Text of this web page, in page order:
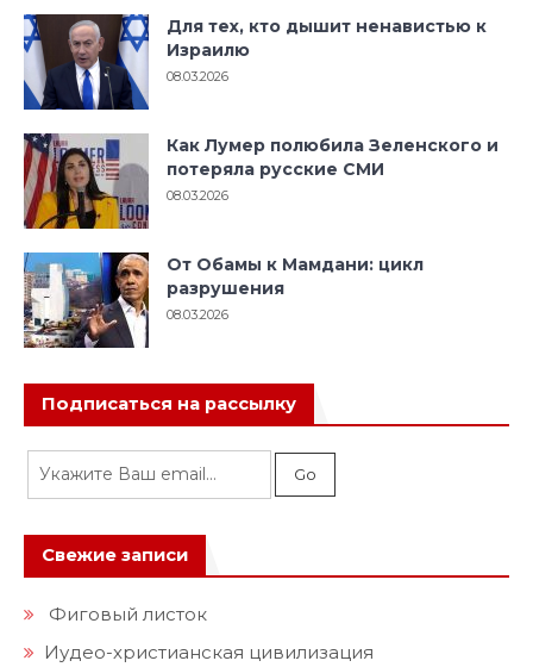
Для тех, кто дышит ненавистью к
Израилю
08.03.2026
Как Лумер полюбила Зеленского и
потеряла русские СМИ
08.03.2026
От Обамы к Мамдани: цикл
разрушения
08.03.2026
Подписаться на рассылку
Свежие записи
Фиговый листок
Иудео-христианская цивилизация